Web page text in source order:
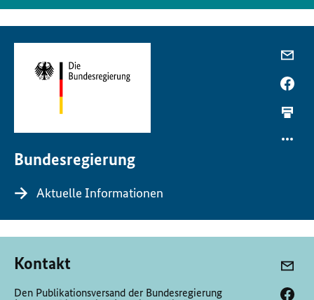
Bundesregierung
Aktuelle Informationen
Kontakt
Den Publikationsversand der Bundesregierung